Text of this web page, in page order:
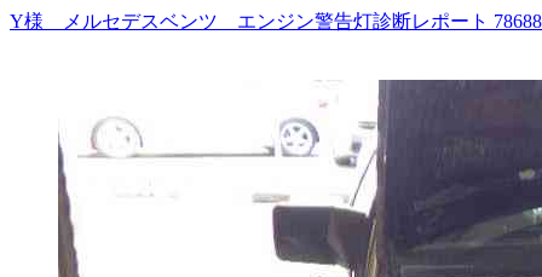
Y様 メルセデスベンツ エンジン警告灯診断レポート